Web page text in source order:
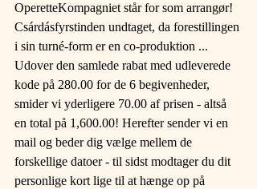
OperetteKompagniet står for som arrangør!
Csárdásfyrstinden undtaget, da forestillingen
i sin turné-form er en co-produktion ...
Udover den samlede rabat med udleverede
kode på 280.00 for de 6 begivenheder,
smider vi yderligere 70.00 af prisen - altså
en total på 1,600.00! Herefter sender vi en
mail og beder dig vælge mellem de
forskellige datoer - til sidst modtager du dit
personlige kort lige til at hænge op på